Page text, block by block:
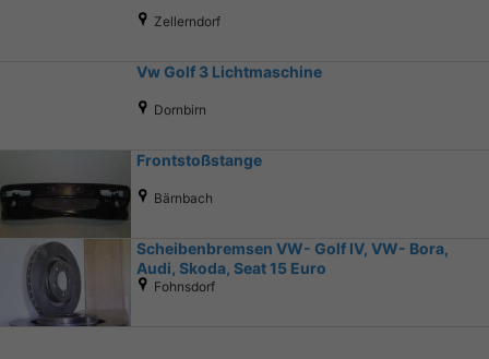
Zellerndorf
Vw Golf 3 Lichtmaschine
Dornbirn
Frontstoßstange
Bärnbach
Scheibenbremsen VW- Golf IV, VW- Bora,
Audi, Skoda, Seat 15 Euro
Fohnsdorf